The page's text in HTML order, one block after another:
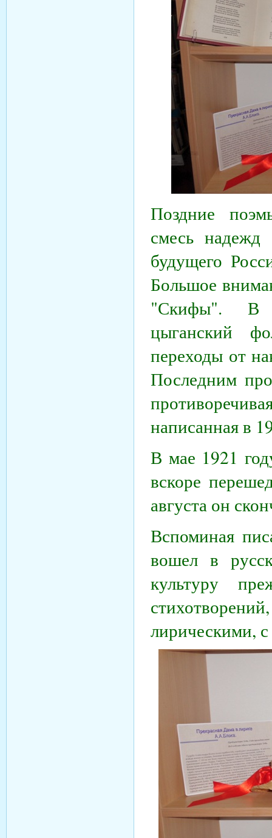
Поздние
смесь надежд
будущего
Большое
"Скифы". В
цыганский
переходы от
Последним
написанная в
В мае 1921
вскоре
августа он
Вспоминая
вошел в
культуру
лирическими,